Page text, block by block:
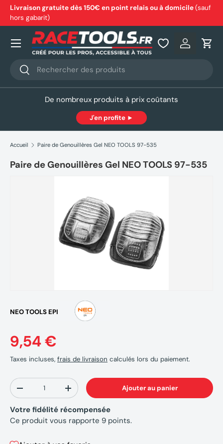
Aller au contenu
Livraison gratuite dès 150€ en point relais ou à domicile(sauf
hors gabarit)
Recherche
Rechercher
Se
Nos produits
De nombreux produits à prix coûtants
J'en profite ►
Accueil Paire de Genouillères Gel NEO TOOLS 97-535
Paire de Genouillères Gel NEO TOOLS 97-535
NEO TOOLS EPI
9,54 €
Taxes incluses, frais de livraison calculés lors du paiement.
Qté
-
+ Ajouter au panier
Votre fidélité récompensée
Ce produit vous rapporte 9 points.